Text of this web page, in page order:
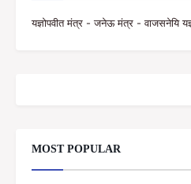
यज्ञोपवीत मंत्र - जनेऊ मंत्र - वाजसनेयि
MOST POPULAR